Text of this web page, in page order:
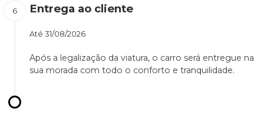
Entrega ao cliente
Até 31/08/2026
Após a legalização da viatura, o carro será entregue na
sua morada com todo o conforto e tranquilidade.